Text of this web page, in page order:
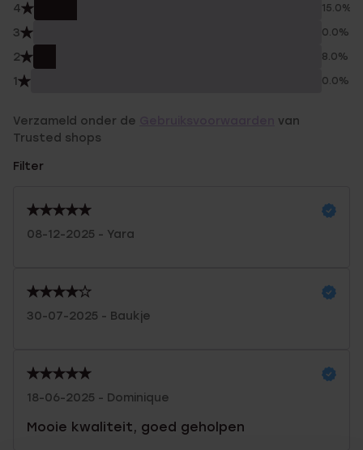
4 15.0%
3 0.0%
2 8.0%
1 0.0%
Verzameld onder de
van
Trusted shops
Filter
08-12-2025 - Yara
30-07-2025 - Baukje
18-06-2025 - Dominique
Mooie kwaliteit, goed geholpen